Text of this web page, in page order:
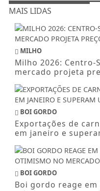
MAIS LIDAS
MILHO
Milho 2026: Centro-
mercado projeta
BOI GORDO
Exportações de
em janeiro e
BOI GORDO
Boi gordo reage em